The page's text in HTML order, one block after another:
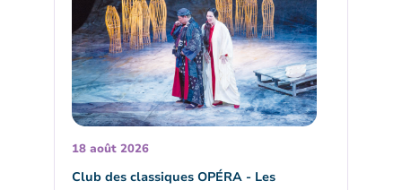
18 août 2026
Club des classiques OPÉRA - Les